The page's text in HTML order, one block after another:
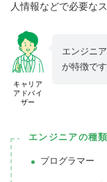
人情報などで必要な
キャリア
アドバイ
ザー
エンジニ
が特徴です
エンジニアの種類
プログラマー